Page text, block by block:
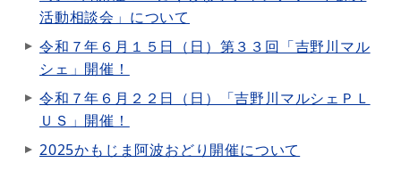
活動相談会」について
令和７年６月１５日（日）第３３回「吉野川マル
シェ」開催！
令和７年６月２２日（日）「吉野川マルシェＰＬ
ＵＳ」開催！
2025かもじま阿波おどり開催について